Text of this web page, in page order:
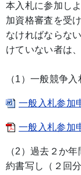
本入札に参加し
加資格審査を受
なければならな
けていない者は
（1）一般競争
一般入札参加
一般入札参加
（2）過去２か
約書写し（２回分